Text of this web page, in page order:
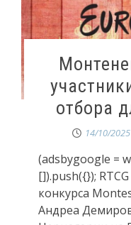
отбора
14/10/2025
(adsbygoogle =
[]).push({});
конкурса
Андреа